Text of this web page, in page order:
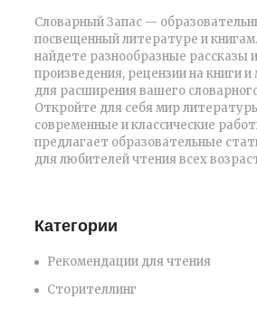
Словарный Запас —
посвещенный литературе и
найдете разнообразные рассказы и
произведения, рецензии на книги
для расширения вашего
Откройте для себя мир
современные и классические
предлагает образовательные
для любителей чтения всех
Категории
Рекомендации для чтения
Сторителлинг